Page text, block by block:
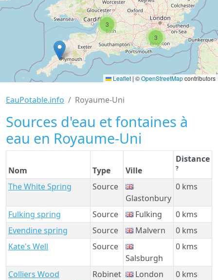
3
3
Leaflet | ©OpenStreetMapcontributors
EauPotable.info Royaume-Uni
Sources d'eau et fontaines à
eau en Royaume-Uni
Nom Type Ville
Distance
?
The White Spring
Source
Glastonbury
0 kms
Fulking spring Source Fulking
0 kms
Evendine spring
Source Malvern
0 kms
Kate's Well
Source
Salsburgh
0 kms
Colliers Wood
Robinet London 0 kms